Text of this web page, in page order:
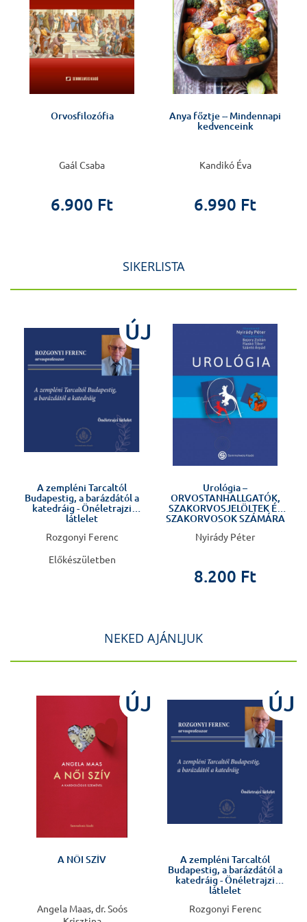
Orvosfilozófia
Gaál Csaba
6.900 Ft
Anya főztje -- Mindennapi
kedvenceink
Kandikó Éva
6.990 Ft
SIKERLISTA
ÚJ
A zempléni Tarcaltól
Budapestig, a barázdától a
katedráig - Önéletrajzi
látlelet
Rozgonyi Ferenc
Előkészületben
Urológia –
ORVOSTANHALLGATÓK,
SZAKORVOSJELÖLTEK ÉS
SZAKORVOSOK SZÁMÁRA
Nyirády Péter
8.200 Ft
NEKED AJÁNLJUK
ÚJ
A NŐI SZÍV
Angela Maas, dr. Soós
ÚJ
A zempléni Tarcaltól
Budapestig, a barázdától a
katedráig - Önéletrajzi
látlelet
Rozgonyi Ferenc